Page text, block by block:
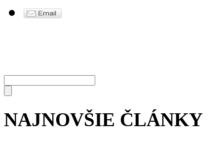
NAJNOVŠIE ČLÁNKY